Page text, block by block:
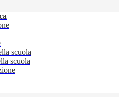
scuola
scuola